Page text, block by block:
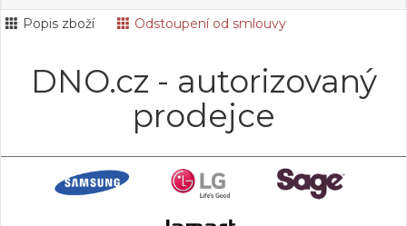
Popis zboží Odstoupení od smlouvy
DNO.cz - autorizovaný
prodejce